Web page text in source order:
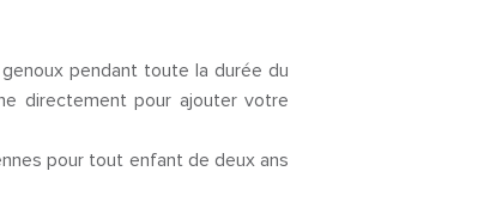
pendant toute la durée du
directement pour ajouter votre
pour tout enfant de deux ans